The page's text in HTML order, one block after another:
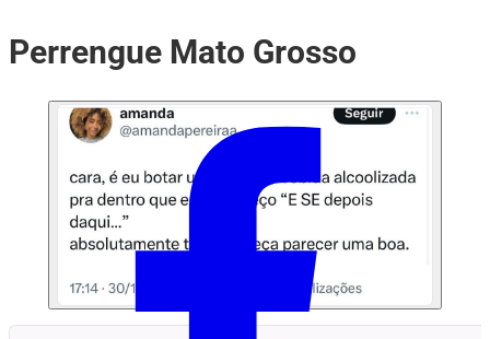
Perrengue Mato Grosso